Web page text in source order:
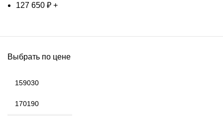
127 650 ₽ +
Выбрать по цене